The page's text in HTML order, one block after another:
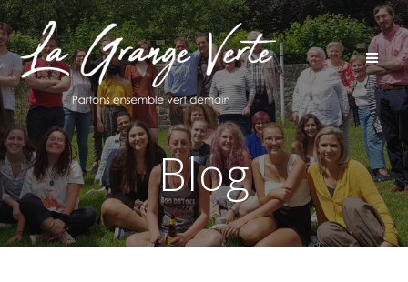
Passer
au
contenu
Blog